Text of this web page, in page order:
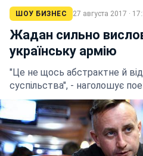
ШОУ БИЗНЕС 27 августа 2017 ·
Жадан сильно
українську армію
"Це не щось абстрактне й
суспільства", - наголошує